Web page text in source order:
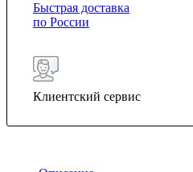
Быстрая доставка
по России
Клиентский сервис